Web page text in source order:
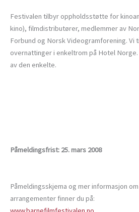
Festivalen tilbyr oppholdsstøtte for
kino), filmdistributører, medlemmer av
Forbund og Norsk Videogramforening. Vi
overnattinger i enkeltrom på Hotel
av den enkelte.
Påmeldingsfrist: 25. mars 2008
Påmeldingsskjema og mer informasjon
arrangementer finner du på: